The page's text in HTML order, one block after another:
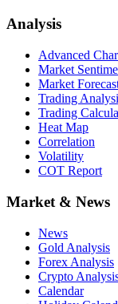
Analysis
Advanced
Market
Market
Trading
Trading
Heat Map
Correlation
Volatility
COT Report
Market & News
News
Gold Analysis
Forex Analysis
Crypto
Calendar